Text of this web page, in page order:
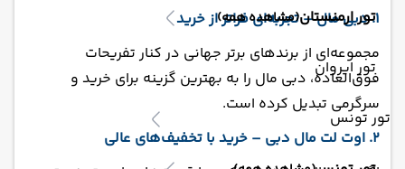
تور ارمنستان(مشاهده همه)
تور ایروان
تور تونس
1. دبی مال – تجربه‌ای فراتر از خرید
مجموعه‌ای از برندهای برتر جهانی در کنار تفریحات
فوق‌العاده، دبی مال را به بهترین گزینه برای خرید و
سرگرمی تبدیل کرده است.
2. اوت لت مال دبی – خرید با تخفیف‌های عالی